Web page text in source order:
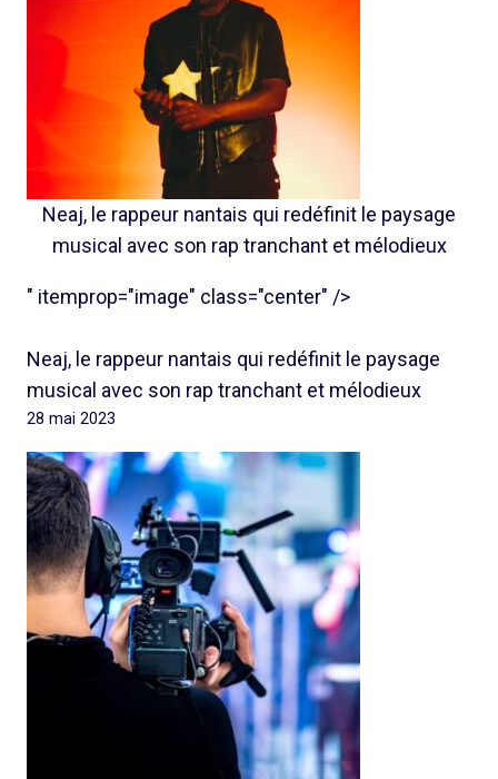
Neaj, le rappeur nantais qui redéfinit le paysage
musical avec son rap tranchant et mélodieux
" itemprop="image" class="center" />
Neaj, le rappeur nantais qui redéfinit le paysage
musical avec son rap tranchant et mélodieux
28 mai 2023